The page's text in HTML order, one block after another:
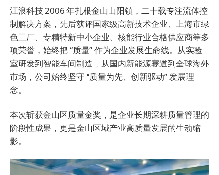
江浪科技 2006 年扎根金山山阳镇，二十载专注流体控
制解决方案，先后获评国家级高新技术企业、上海市绿
色工厂、专精特新中小企业、核能行业合格供应商等多
项荣誉，始终把 “质量” 作为企业发展生命线。从实验
室研发到智能车间制造，从国内新能源赛道到全球海外
市场，公司始终坚守 “质量为先、创新驱动” 发展理
念。
本次斩获金山区质量金奖，是企业长期深耕质量管理的
阶段性成果，更是金山区域产业高质量发展的生动缩
影。